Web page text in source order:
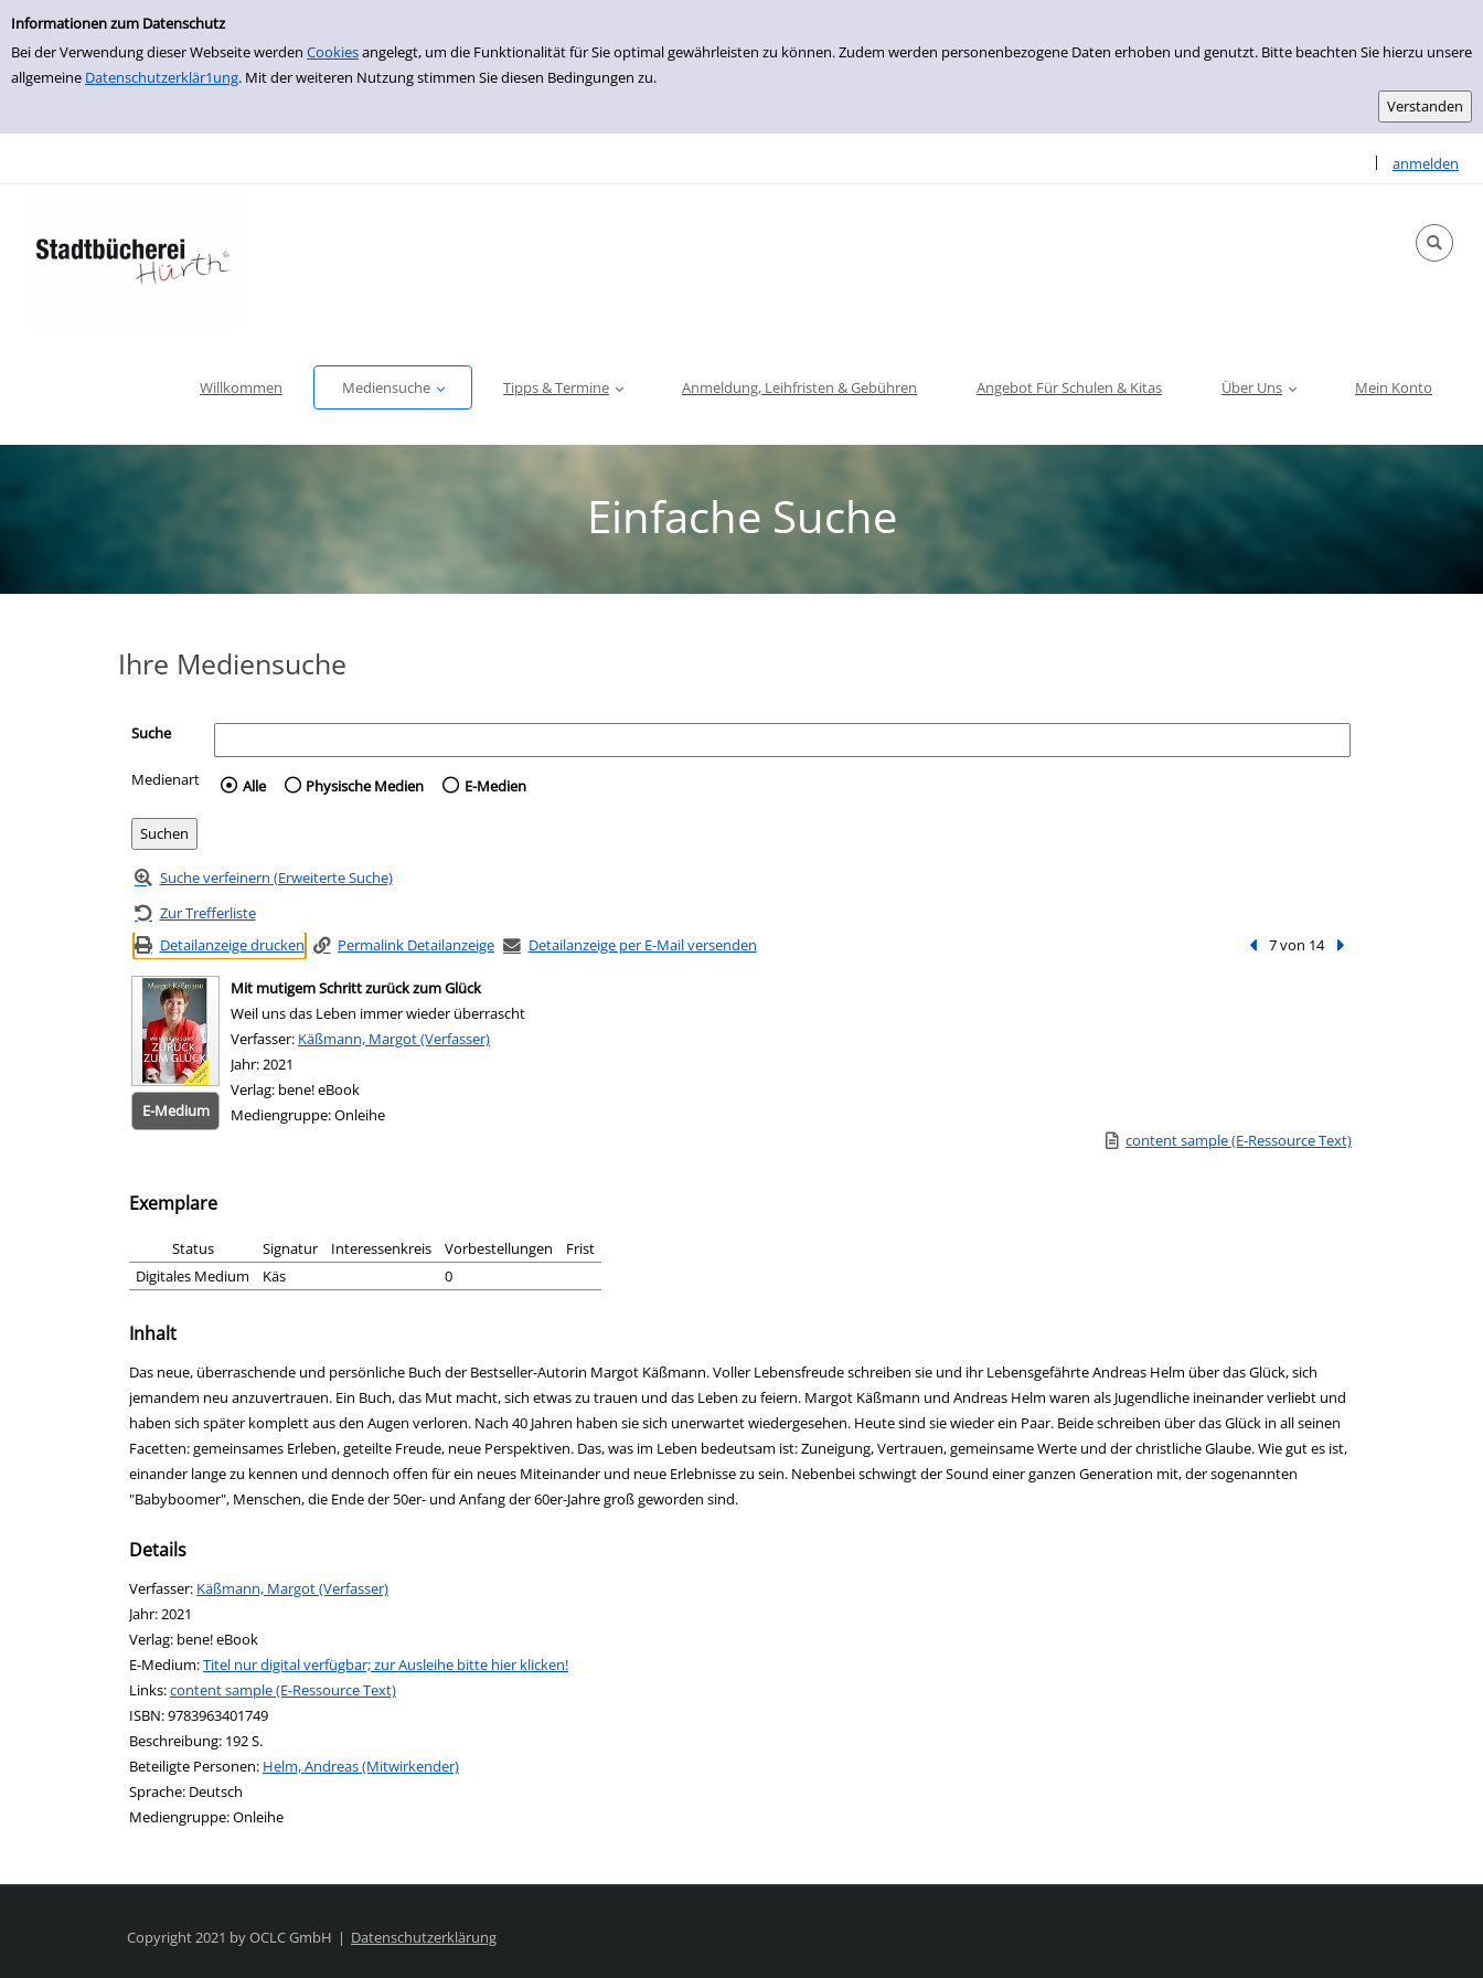
Einfache Suche
Informationen zum Datenschutz
Bei der Verwendung dieser Webseite werden Cookiesangelegt, um die Funktionalität für Sie optimal gewährleisten zu können. Zudem werden personenbezogene Daten erhoben und genutzt. Bitte beachten Sie hierzu unsere
allgemeine Datenschutzerklär1ung. Mit der weiteren Nutzung stimmen Sie diesen Bedingungen zu.
zur Navigation springen
zum Inhalt springen
Zur Detailanzeige springen
| anmelden
Sprache
Willkommen Mediensuche Tipps & Termine Anmeldung, Leihfristen & Gebühren Angebot Für Schulen & Kitas Über Uns Mein Konto
Einfache Suche
Ihre Mediensuche
Suche
Medienart Wählen Sie die Medienart nach der Sie suchen wollen.
Alle Physische Medien E-Medien
Suche verfeinern (Erweiterte Suche)
Zur Trefferliste
Detailanzeige drucken
Permalink Detailanzeige Detailanzeige per E-Mail versenden Vorheriger Treffer
7 von 14 Nächster Treffer
E-Medium
Mit mutigem Schritt zurück zum Glück
Weil uns das Leben immer wieder überrascht
Verfasser: Suche nach diesem Verfasser
Käßmann, Margot (Verfasser)
Jahr:2021
Verlag: bene! eBook
Mediengruppe:Onleihe
Link zu einem externen Medieninhalt - wird in neuem Tab
content sample (E-Ressource Text)
Exemplare
Status Signatur Interessenkreis Vorbestellungen
Frist
Digitales Medium
Käs 0
Inhalt
Das neue, überraschende und persönliche Buch der Bestseller-Autorin Margot Käßmann. Voller Lebensfreude schreiben sie und ihr Lebensgefährte Andreas Helm über das Glück, sich
jemandem neu anzuvertrauen. Ein Buch, das Mut macht, sich etwas zu trauen und das Leben zu feiern. Margot Käßmann und Andreas Helm waren als Jugendliche ineinander verliebt und
haben sich später komplett aus den Augen verloren. Nach 40 Jahren haben sie sich unerwartet wiedergesehen. Heute sind sie wieder ein Paar. Beide schreiben über das Glück in all seinen
Facetten: gemeinsames Erleben, geteilte Freude, neue Perspektiven. Das, was im Leben bedeutsam ist: Zuneigung, Vertrauen, gemeinsame Werte und der christliche Glaube. Wie gut es ist,
einander lange zu kennen und dennoch offen für ein neues Miteinander und neue Erlebnisse zu sein. Nebenbei schwingt der Sound einer ganzen Generation mit, der sogenannten
"Babyboomer", Menschen, die Ende der 50er- und Anfang der 60er-Jahre groß geworden sind.
Details
Verfasser: Suche nach diesem Verfasser
Käßmann, Margot (Verfasser)
Jahr:2021
Verlag: bene! eBook
E-Medium:Titel nur digital verfügbar; zur Ausleihe bitte hier klicken!
Links:Diesen Link in neuem Tab öffnen
content sample (E-Ressource Text)
Suche nach dieser Systematik
Suche nach diesem Interessenskreis
ISBN:9783963401749
Beschreibung: 192 S.
Beteiligte Personen: Suche nach dieser Beteiligten Person
Helm, Andreas (Mitwirkender)
Sprache: Deutsch
Mediengruppe:Onleihe
Copyright 2021 by OCLC GmbH Datenschutzerklärung